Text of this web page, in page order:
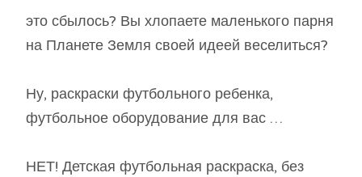
это сбылось? Вы хлопаете маленького парня
на Планете Земля своей идеей веселиться?
Ну, раскраски футбольного ребенка,
футбольное оборудование для вас …
НЕТ! Детская футбольная раскраска, без